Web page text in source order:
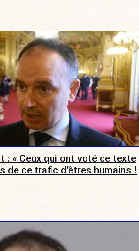
: « Ceux qui ont voté ce texte
de ce trafic d’êtres humains !